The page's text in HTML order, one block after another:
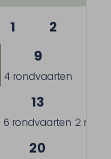
1
2
9
4 rondvaarten
13
6 rondvaarten 2
20